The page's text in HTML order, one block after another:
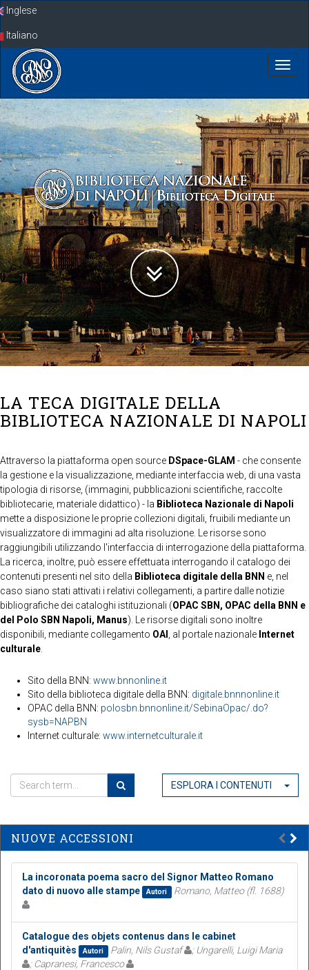
SkipInglese
Italiano
LA TECA DIGITALE DELLA
BIBLIOTECA NAZIONALE DI NAPOLI
Attraverso la piattaforma open source DSpace-GLAM - che consente
la gestione e la visualizzazione, mediante interfaccia web, di una vasta
tipologia di risorse, (immagini, pubblicazioni scientifiche, raccolte
bibliotecarie, materiale didattico) - la Biblioteca Nazionale di Napoli
mette a disposizione le proprie collezioni digitali, fruibili mediante un
visualizzatore di immagini ad alta risoluzione. Le risorse sono
raggiungibili utilizzando l'interfaccia di interrogazione della piattaforma.
La ricerca, inoltre, può essere effettuata interrogando il catalogo dei
contenuti presenti nel sito della Biblioteca digitale della BNN e, nel
caso siano stati attivati i relativi collegamenti, a partire dalle notizie
bibliografiche dei cataloghi istituzionali (OPAC SBN, OPAC della BNN e
del Polo SBN Napoli, Manus). Le risorse digitali sono inoltre
disponibili, mediante collegamento OAI , al portale nazionale Internet
culturale
Sito della BNN: www.bnnonline.it
Sito della biblioteca digitale della BNN: digitale.bnnnonline.it
OPAC della BNN: polosbn.bnnonline.it/SebinaOpac/.do?
sysb=NAPBN
Internet culturale: www.internetculturale.it
ESPLORA I CONTENUTI
NUOVE ACCESSIONI
La incoronata poema sacro del Signor Matteo Romano
dato di nuovo alle stampe
Autori Romano, Matteo (fl. 1688)
Catalogue des objets contenus dans le cabinet
d'antiquitès
Autori Palin, Nils Gustaf
; Ungarelli, Luigi Maria
; Capranesi, Francesco